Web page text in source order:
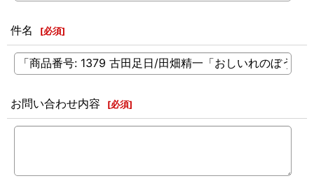
件名 [必須]
お問い合わせ内容 [必須]